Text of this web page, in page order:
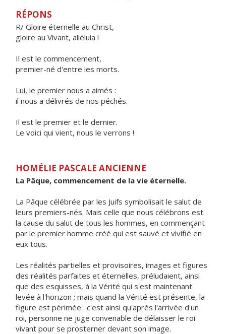
RÉPONS
R/ Gloire éternelle au Christ,
gloire au Vivant, alléluia !
Il est le commencement,
premier-né d'entre les morts.
Lui, le premier nous a aimés :
il nous a délivrés de nos péchés.
Il est le premier et le dernier.
Le voici qui vient, nous le verrons !
HOMÉLIE PASCALE ANCIENNE
La Pâque, commencement de la vie éternelle.
La Pâque célébrée par les Juifs symbolisait le salut de
leurs premiers-nés. Mais celle que nous célébrons est
la cause du salut de tous les hommes, en commençant
par le premier homme créé qui est sauvé et vivifié en
eux tous.
Les réalités partielles et provisoires, images et figures
des réalités parfaites et éternelles, préludaient, ainsi
que des esquisses, à la Vérité qui s'est maintenant
levée à l'horizon ; mais quand la Vérité est présente, la
figure est périmée : c'est ainsi qu'après l'arrivée d'un
roi, personne ne juge convenable de délaisser le roi
vivant pour se prosterner devant son image.